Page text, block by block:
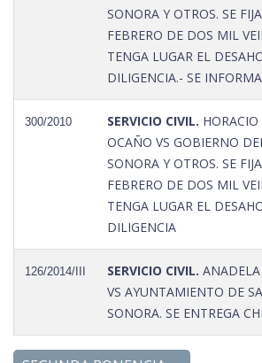
SONORA Y OTROS. SE
FEBRERO DE DOS MIL
TENGA LUGAR EL
DILIGENCIA.- SE INFORMA
300/2010 SERVICIO CIVIL. HORACIO
OCAÑO VS GOBIERNO
SONORA Y OTROS. SE
FEBRERO DE DOS MIL
TENGA LUGAR EL
DILIGENCIA
126/2014/III SERVICIO CIVIL.
VS AYUNTAMIENTO DE
SONORA. SE ENTREGA